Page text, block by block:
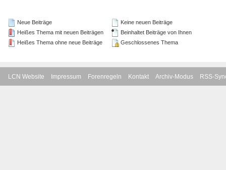
Neue Beiträge
Heißes Thema mit neuen Beiträgen
Heißes Thema ohne neue Beiträge
Keine neuen Beiträge
Beinhaltet Beiträge von Ihnen
Geschlossenes Thema
LCN Website Impressum Forenregeln Kontakt Archiv-Modus RSS-